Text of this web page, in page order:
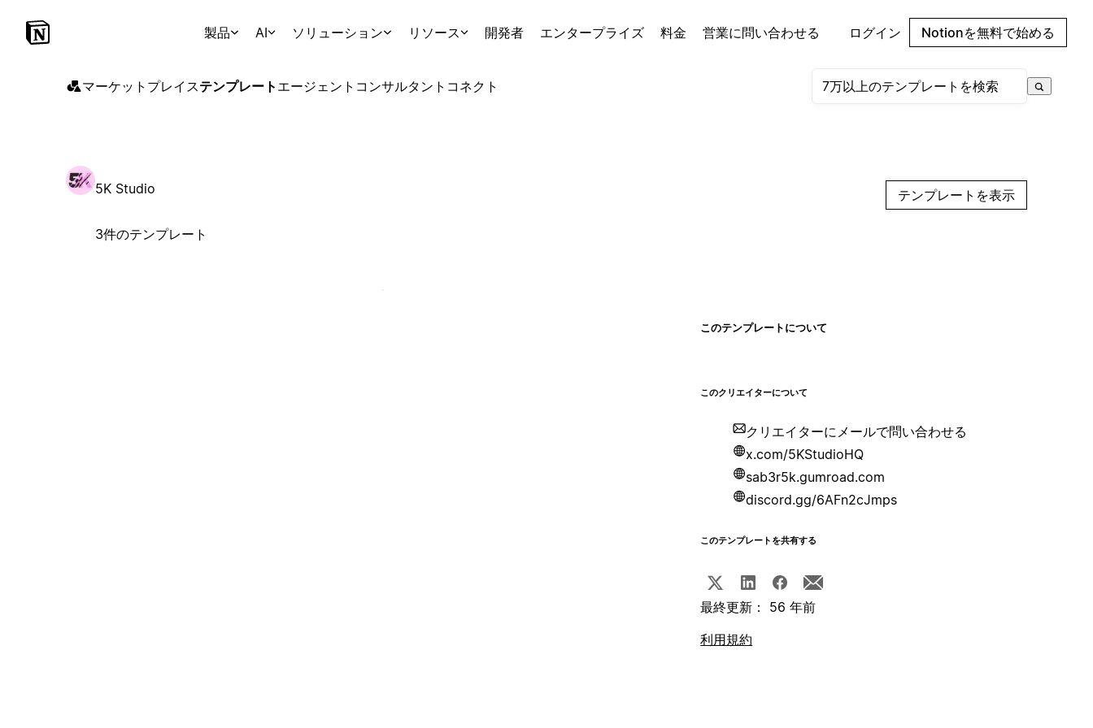
製品 AI ソリューション リソース 開発者 エンタープライズ 料金 営業に問い合わせる ログイン Notionを無料で始める
マーケットプレイステンプレート エージェント コンサルタント コネクト
5K Studio
3件のテンプレート
テンプレートを表示
このテンプレートについて
このクリエイターについて
クリエイターにメールで問い合わせる
x.com/5KStudioHQ
sab3r5k.gumroad.com
discord.gg/6AFn2cJmps
このテンプレートを共有する
最終更新： 56 年前
利用規約